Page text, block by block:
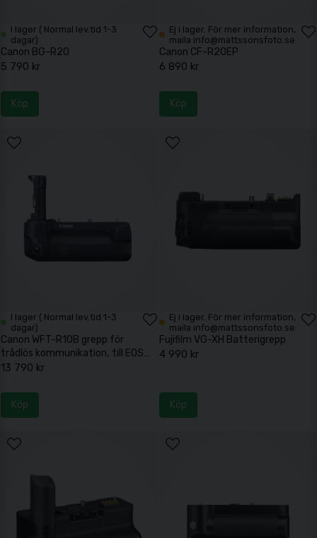
I lager ( Normal lev.tid 1-3
dagar)
Canon BG-R20
5 790 kr
Köp
Ej i lager. För mer information,
maila info@mattssonsfoto.se
Canon CF-R20EP
6 890 kr
Köp
I lager ( Normal lev.tid 1-3
dagar)
Canon WFT-R10B grepp för
trådlös kommunikation, till EOS
R5
13 790 kr
Köp
Ej i lager. För mer information,
maila info@mattssonsfoto.se
Fujifilm VG-XH Batterigrepp
4 990 kr
Köp